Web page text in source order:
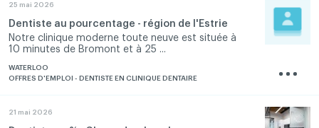
Dentiste au pourcentage - région de l'Estrie
Notre clinique moderne toute neuve est située à
10 minutes de Bromont et à 25 ...
25 mai 2026
WATERLOO
OFFRES D'EMPLOI - DENTISTE EN CLINIQUE DENTAIRE
21 mai 2026